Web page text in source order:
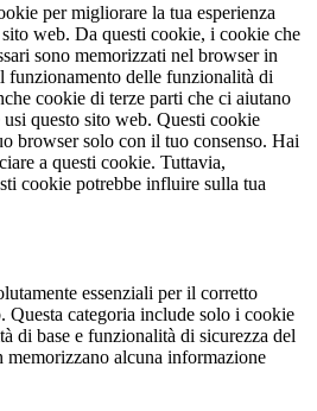
per migliorare la tua esperienza
web. Da questi cookie, i cookie che
sono memorizzati nel browser in
funzionamento delle funzionalità di
cookie di terze parti che ci aiutano
questo sito web. Questi cookie
browser solo con il tuo consenso. Hai
a questi cookie. Tuttavia,
cookie potrebbe influire sulla tua
essenziali per il corretto
Questa categoria include solo i cookie
di base e funzionalità di sicurezza del
alcuna informazione